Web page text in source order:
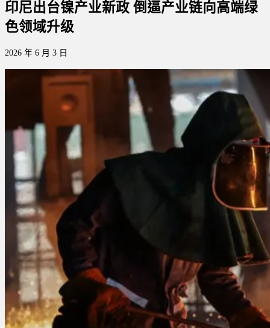
印尼出台镍产业新政 倒逼产业链向高端绿
色领域升级
2026 年 6 月 3 日